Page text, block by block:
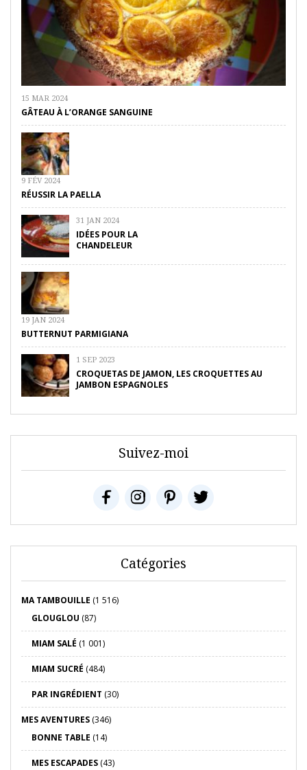
15 MAR 2024
GÂTEAU À L’ORANGE SANGUINE
9 FÉV 2024
RÉUSSIR LA PAELLA
31 JAN 2024
IDÉES POUR LA
CHANDELEUR
19 JAN 2024
BUTTERNUT PARMIGIANA
1 SEP 2023
CROQUETAS DE JAMON, LES CROQUETTES AU
JAMBON ESPAGNOLES
Suivez-moi
Catégories
MA TAMBOUILLE (1 516)
GLOUGLOU (87)
MIAM SALÉ (1 001)
MIAM SUCRÉ (484)
PAR INGRÉDIENT (30)
MES AVENTURES (346)
BONNE TABLE (14)
MES ESCAPADES (43)